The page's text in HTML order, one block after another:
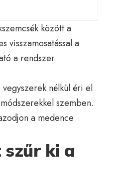
között a
visszamosatással a
a rendszer
nélkül éri el
szemben.
a medence
szűr ki a